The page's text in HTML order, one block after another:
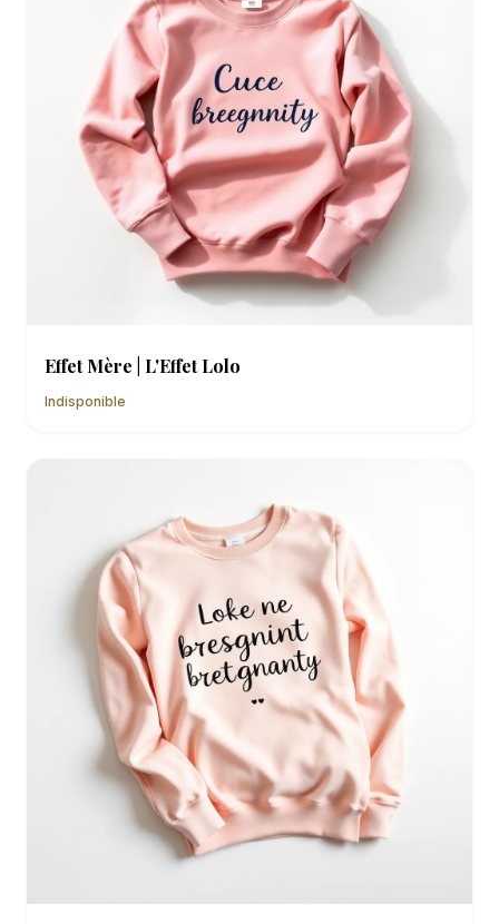
Effet Mère | L'Effet Lolo
Indisponible